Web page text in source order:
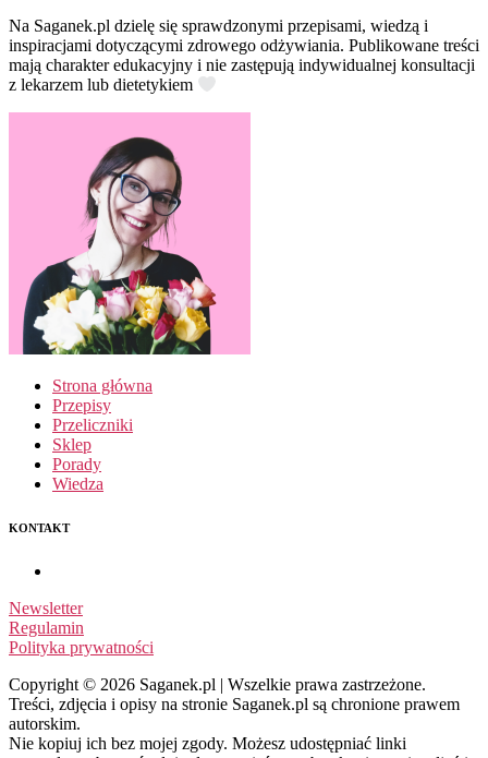
Na Saganek.pl dzielę się sprawdzonymi przepisami, wiedzą i
inspiracjami dotyczącymi zdrowego odżywiania. Publikowane treści
mają charakter edukacyjny i nie zastępują indywidualnej konsultacji
z lekarzem lub dietetykiem
Strona główna
Przepisy
Przeliczniki
Sklep
Porady
Wiedza
KONTAKT
Newsletter
Regulamin
Polityka prywatności
Copyright © 2026 Saganek.pl | Wszelkie prawa zastrzeżone.
Treści, zdjęcia i opisy na stronie Saganek.pl są chronione prawem
autorskim.
Nie kopiuj ich bez mojej zgody. Możesz udostępniać linki